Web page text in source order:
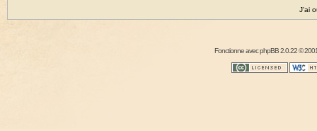
J'ai
Fonctionne avecphpBB2.0.22 ©